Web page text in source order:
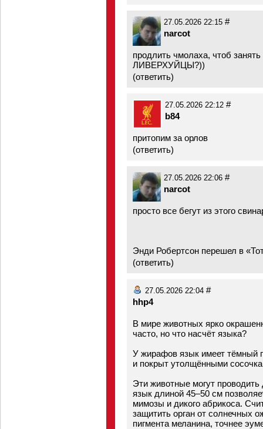
27.05.2026 22:15 #
narcot
продлить чмолаха, чтоб
ЛИВЕРХУЙЦЫ?))
(ответить)
27.05.2026 22:12 #
b84
притопим за орлов
(ответить)
27.05.2026 22:06 #
narcot
просто все бегут из этого
Энди Робертсон перешел в
(ответить)
27.05.2026 22:04 #
hhp4
В мире животных ярко
часто, но что насчёт языка?
У жирафов язык имеет тёмный
и покрыт утолщёнными
Эти животные могут проводить
язык длиной 45–50 см
мимозы и дикого абрикоса.
защитить орган от солнечных
пигмента меланина, точнее